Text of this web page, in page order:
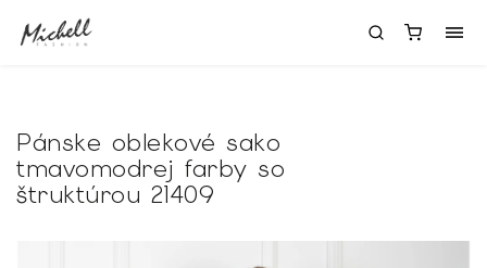
Pánske oblekové sako
tmavomodrej farby so
štruktúrou 21409